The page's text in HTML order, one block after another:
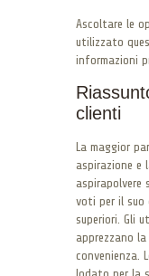
Ascoltare le
utilizzato
informazioni
clienti
La maggior
aspirazione e
aspirapolvere
voti per il suo
superiori. Gli
apprezzano
convenienza.